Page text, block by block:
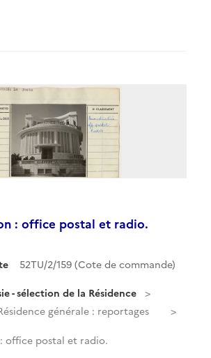
: office postal et radio.
52TU/2/159 (Cote de commande)
- sélection de la Résidence
générale : reportages
office postal et radio.